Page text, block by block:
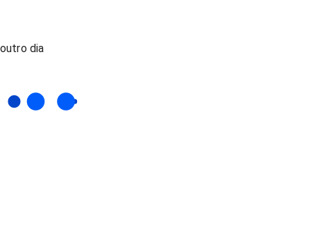
outro dia